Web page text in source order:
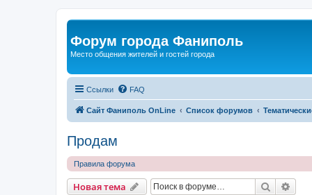
Форум города Фаниполь
Место общения жителей и гостей города
Ссылки FAQ
Сайт Фаниполь OnLine Список форумов
Продам
Правила форума
Новая тема Поиск